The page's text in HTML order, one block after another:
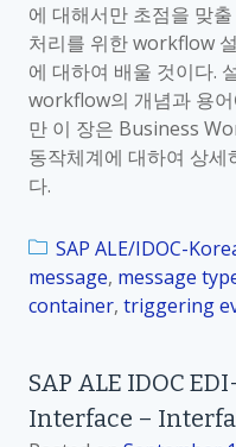
에 대해서만 초점을 맞
처리를 위한 workflow
에 대하여 배울 것이다.
workflow의 개념과 용어
만 이 장은 Business
동작체계에 대하여 상
다.
SAP ALE/IDOC-
message, message
container, triggering
SAP ALE IDOC
Interface –